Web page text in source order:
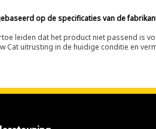
op de specificaties van de
leiden dat het product niet passend is
Cat uitrusting in de huidige conditie en